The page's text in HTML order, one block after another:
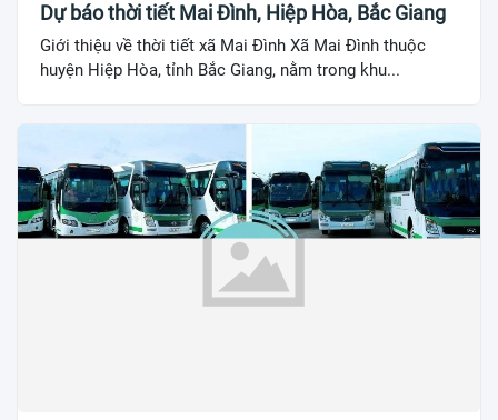
Dự báo thời tiết Mai Đình, Hiệp Hòa, Bắc Giang
Giới thiệu về thời tiết xã Mai Đình Xã Mai Đình thuộc
huyện Hiệp Hòa, tỉnh Bắc Giang, nằm trong khu...